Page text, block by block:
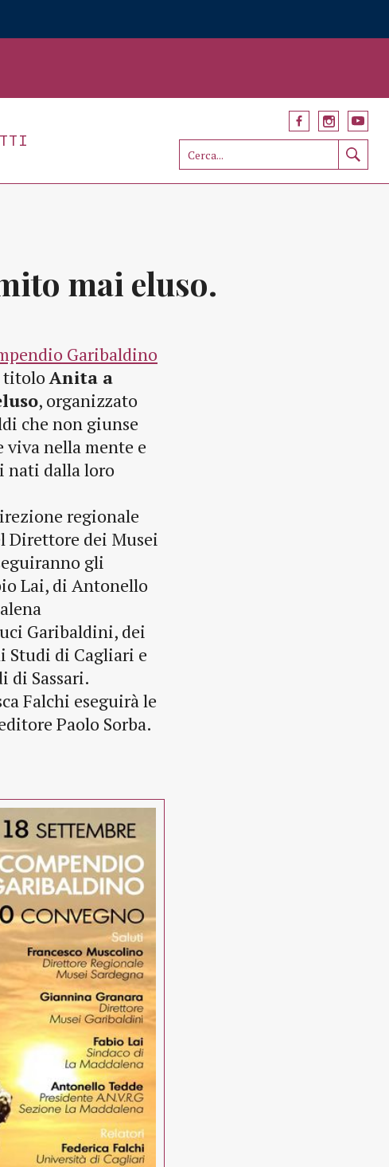
mai eluso.
Garibaldino
titoloAnita a
, organizzato
che non giunse
viva nella mente e
nati dalla loro
regionale
Direttore dei Musei
gli
Lai, di Antonello
Garibaldini, dei
Studi di Cagliari e
di Sassari.
Falchi eseguirà le
Paolo Sorba.